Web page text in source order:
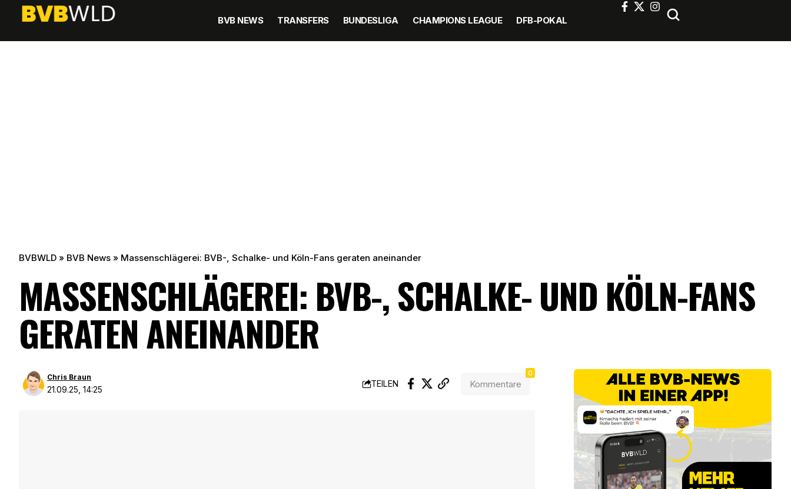
BVB NEWS TRANSFERS BUNDESLIGA CHAMPIONS LEAGUE DFB-POKAL
BVBWLD » BVB News » Massenschlägerei: BVB-, Schalke- und Köln-Fans geraten aneinander
MASSENSCHLÄGEREI: BVB-, SCHALKE- UND KÖLN-FANS
GERATEN ANEINANDER
21.09.25, 14:25
Chris Braun
TEILEN Kommentare
0